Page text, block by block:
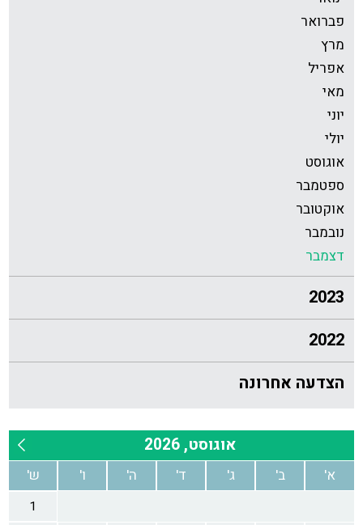
פברואר
מרץ
אפריל
מאי
יוני
יולי
אוגוסט
ספטמבר
אוקטובר
נובמבר
דצמבר
2023
2022
הצדעה אחרונה